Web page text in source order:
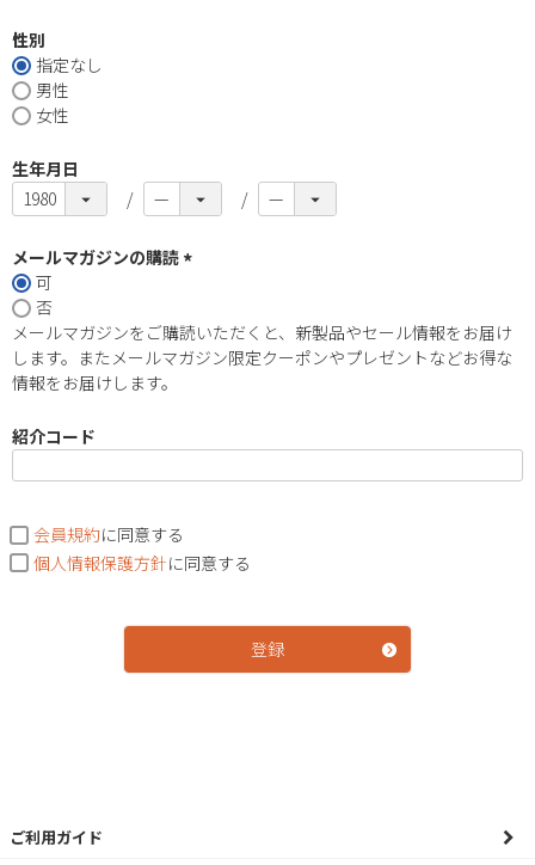
性別
指定なし
男性
女性
生年月日
メールマガジンの購読
須
)
可
否
メールマガジンをご購読いただくと、新製品やセール情報をお届け
します。またメールマガジン限定クーポンやプレゼントなどお得な
情報をお届けします。
紹介コード
会員規約に同意する
個人情報保護方針に同意する
登録
ご利用ガイド